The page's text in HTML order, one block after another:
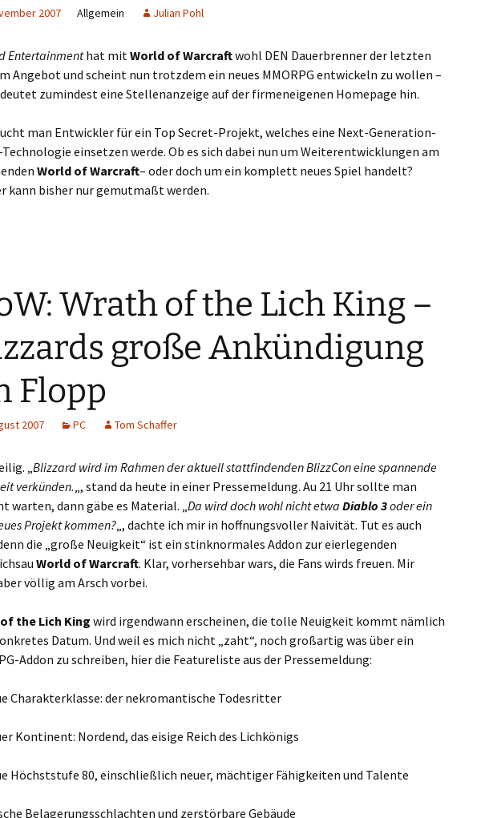
2007 Allgemein Julian Pohl
Entertainmenthat mitWorld of Warcraftwohl DEN Dauerbrenner der letzten
Angebot und scheint nun trotzdem ein neues MMORPG entwickeln zu wollen –
zumindest eine Stellenanzeige auf der firmeneigenen Homepage hin.
man Entwickler für ein Top Secret-Projekt, welches eine Next-Generation-
Technologie einsetzen werde. Ob es sich dabei nun um Weiterentwicklungen am
World of Warcraft– oder doch um ein komplett neues Spiel handelt?
kann bisher nur gemutmaßt werden.
Wrath of the Lich King –
große Ankündigung
Flopp
2007 PC Tom Schaffer
„Blizzard wird im Rahmen der aktuell stattfindenden BlizzCon eine spannende
verkünden.„, stand da heute in einer Pressemeldung. Au 21 Uhr sollte man
warten, dann gäbe es Material. „Da wird doch wohl nicht etwa Diablo 3oder ein
Projekt kommen?„, dachte ich mir in hoffnungsvoller Naivität. Tut es auch
die „große Neuigkeit“ ist ein stinknormales Addon zur eierlegenden
World of Warcraft. Klar, vorhersehbar wars, die Fans wirds freuen. Mir
völlig am Arsch vorbei.
the Lich King wird irgendwann erscheinen, die tolle Neuigkeit kommt nämlich
Datum. Und weil es mich nicht „zaht“, noch großartig was über ein
Addon zu schreiben, hier die Featureliste aus der Pressemeldung:
Charakterklasse: der nekromantische Todesritter
Kontinent: Nordend, das eisige Reich des Lichkönigs
Höchststufe 80, einschließlich neuer, mächtiger Fähigkeiten und Talente
Belagerungsschlachten und zerstörbare Gebäude